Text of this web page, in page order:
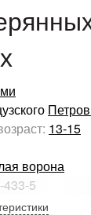
13-15
ворона
433-5